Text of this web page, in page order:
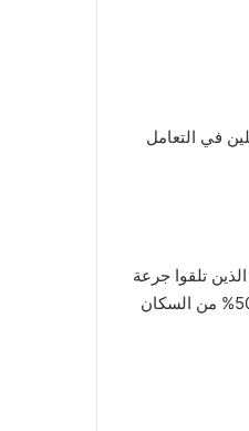
يعكس نجاح جميع الفاعلين في التعامل
التونسيين الذين تلقوا جرعة
على الأقل 35% من إجمالي سكان البلاد، بينما أتم 20% من السكان التلقيح ضد الفيروس، معتبرة أن تونس تسير بخطى ثابتة نحو تحقيق الأهداف المرسومة بتطعيم 50% من السكان